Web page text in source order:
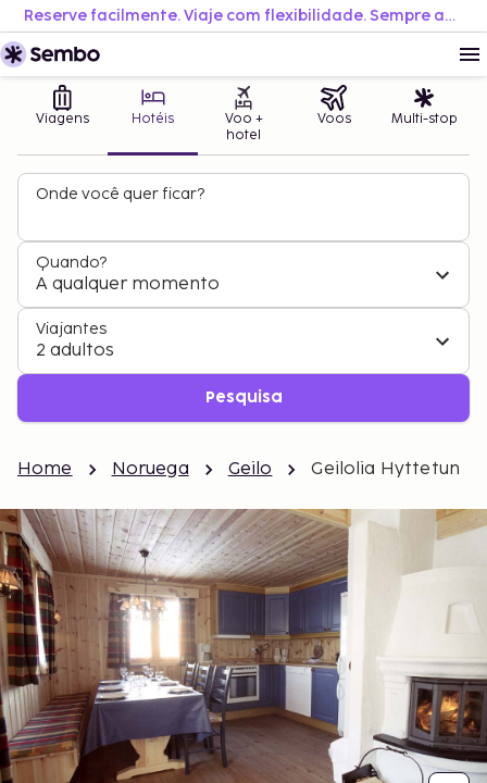
Reserve facilmente. Viaje com flexibilidade. Sempre ao melhor preço.
Viagens Hotéis
Voo +
hotel
Voos Multi-stop
Onde você quer ficar?
Quando?
A qualquer momento
Viajantes
2 adultos
Pesquisa
Home Noruega Geilo Geilolia Hyttetun